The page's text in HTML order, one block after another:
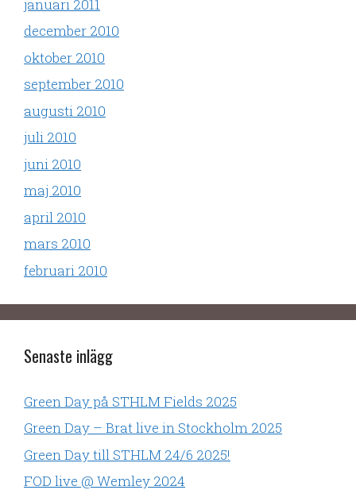
januari 2011
december 2010
oktober 2010
september 2010
augusti 2010
juli 2010
juni 2010
maj 2010
april 2010
mars 2010
februari 2010
Senaste inlägg
Green Day på STHLM Fields 2025
Green Day – Brat live in Stockholm 2025
Green Day till STHLM 24/6 2025!
FOD live @ Wemley 2024